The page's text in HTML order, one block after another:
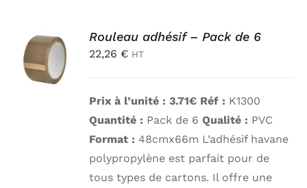
AJOUTER
AU
PANIER
Rouleau adhésif – Pack de 6
22,26 € HT
Prix à l’unité : 3.71€ Réf : K1300
Quantité : Pack de 6 Qualité : PVC
Format :48cmx66m L’adhésif havane
polypropylène est parfait pour de
tous types de cartons. Il offre une